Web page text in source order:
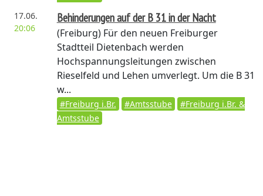
17.06.
20:06
Behinderungen auf der B 31 in der Nacht
(Freiburg)Für den neuen Freiburger
Stadtteil Dietenbach werden
Hochspannungsleitungen zwischen
Rieselfeld und Lehen umverlegt. Um die B 31
w...
#Freiburg i.Br. #Amtsstube
#Freiburg i.Br. &
Amtsstube